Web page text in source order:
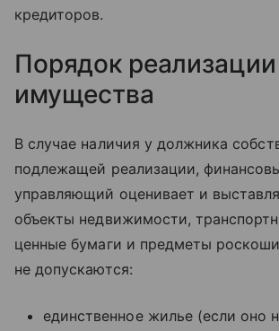
кредиторов.
Порядок реализации
имущества
В случае наличия у должника
подлежащей реализации,
управляющий оценивает и
объекты недвижимости,
ценные бумаги и предметы
не допускаются:
единственное жилье (если оно